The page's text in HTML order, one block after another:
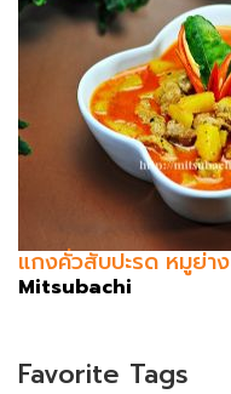
แกงคั่วสับปะรด หมูย่าง
Mitsubachi
Favorite Tags